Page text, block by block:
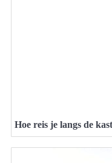
Hoe reis je langs de